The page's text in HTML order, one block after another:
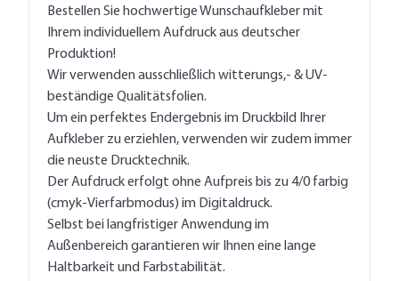
Bestellen Sie hochwertige Wunschaufkleber mit
Ihrem individuellem Aufdruck aus deutscher
Produktion!
Wir verwenden ausschließlich witterungs,- & UV-
beständige Qualitätsfolien.
Um ein perfektes Endergebnis im Druckbild Ihrer
Aufkleber zu erziehlen, verwenden wir zudem immer
die neuste Drucktechnik.
Der Aufdruck erfolgt ohne Aufpreis bis zu 4/0 farbig
(cmyk-Vierfarbmodus) im Digitaldruck.
Selbst bei langfristiger Anwendung im
Außenbereich garantieren wir Ihnen eine lange
Haltbarkeit und Farbstabilität.